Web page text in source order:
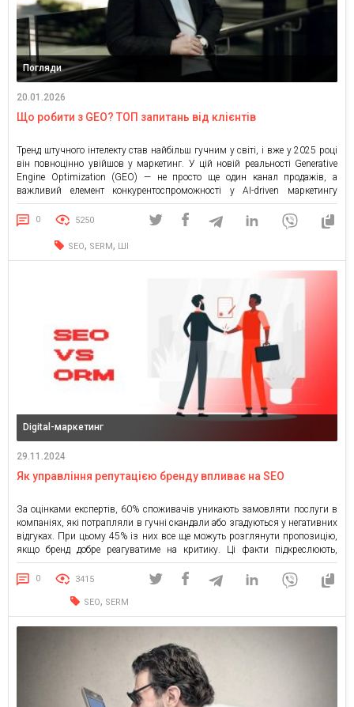
Погляди
20.01.2026
Що робити з GEO? ТОП запитань від клієнтів
Тренд штучного інтелекту став найбільш гучним у світі, і вже у 2025 році
він повноцінно увійшов у маркетинг. У цій новій реальності Generative
Engine Optimization (GEO) — не просто ще один канал продажів, а
важливий елемент конкурентоспроможності у АІ-driven маркетингу
майбутнього. Нині бізнесам важливо розуміти, чим є GEO — робота над
оптимізацією контенту, котру Large […]
0 5250
SEO, SERM , ШІ
Digital-маркетинг
29.11.2024
Як управління репутацією бренду впливає на SEO
За оцінками експертів, 60% споживачів уникають замовляти послуги в
компаніях, які потрапляли в гучні скандали або згадуються у негативних
відгуках. При цьому 45% із них все ще можуть розглянути пропозицію,
якщо бренд добре реагуватиме на критику. Ці факти підкреслюють,
наскільки важливим є управління репутацією в інтернеті для
формування іміджу бренду. Дійсно, негативні відгуки можуть з’явитися
0 3415
SEO, SERM